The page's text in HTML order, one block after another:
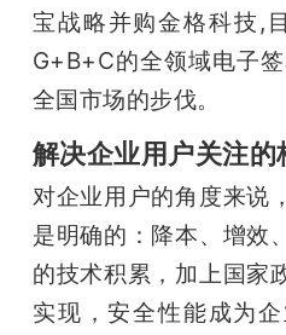
宝战略并购金格科技,
G+B+C的全领域电子
全国市场的步伐。
解决企业用户关注
对企业用户的角度来说
是明确的：降本、增效
的技术积累，加上国家
实现，安全性能成为